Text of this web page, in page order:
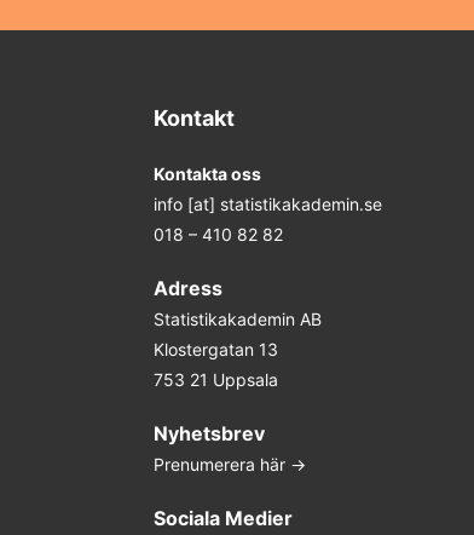
Kontakt
Kontakta oss
info [at] statistikakademin.se
018 – 410 82 82
Adress
Statistikakademin AB
Klostergatan 13
753 21 Uppsala
Nyhetsbrev
Prenumerera här ->
Sociala Medier